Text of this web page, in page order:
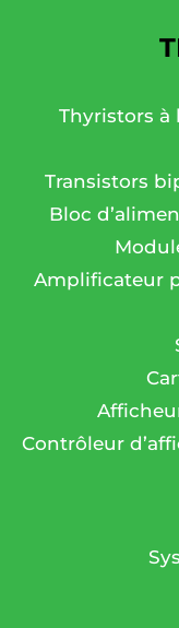
Thyristors à
Transistors
Bloc
Amplificateur
Contrôleur